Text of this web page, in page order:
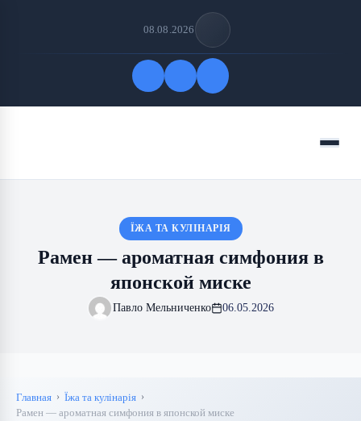
08.08.2026
Меню
ЇЖА ТА КУЛІНАРІЯ
Рамен — ароматная симфония в
японской миске
Павло Мельниченко 06.05.2026
Главная
Їжа та кулінарія
Рамен — ароматная симфония в японской миске